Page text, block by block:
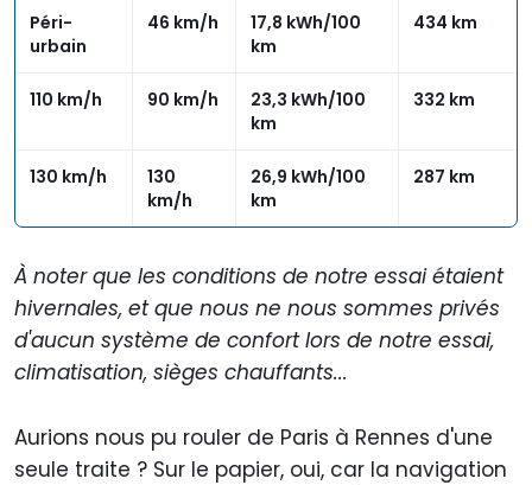
Péri-
urbain
46 km/h
17,8 kWh/100
km
434 km
110 km/h 90 km/h
23,3 kWh/100
km
332 km
130 km/h
130
km/h
26,9 kWh/100
km
287 km
À noter que les conditions de notre essai étaient
hivernales, et que nous ne nous sommes privés
d'aucun système de confort lors de notre essai,
climatisation, sièges chauffants...
Aurions nous pu rouler de Paris à Rennes d'une
seule traite ? Sur le papier, oui, car la navigation